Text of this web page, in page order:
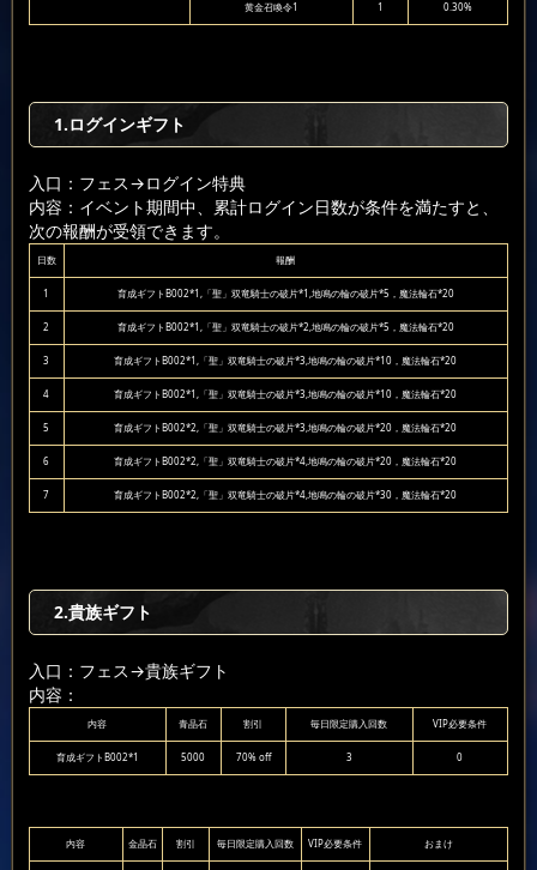
黄金召喚令1 1 0.30%
1.ログインギフト
入口：フェス→ログイン特典
内容：イベント期間中、累計ログイン日数が条件を満たすと、
次の報酬が受領できます。
日数 報酬
1 育成ギフトB002*1,「聖」双竜騎士の破片*1,地鳴の輪の破片*5，魔法輪石*20
2 育成ギフトB002*1,「聖」双竜騎士の破片*2,地鳴の輪の破片*5，魔法輪石*20
3 育成ギフトB002*1,「聖」双竜騎士の破片*3,地鳴の輪の破片*10，魔法輪石*20
4 育成ギフトB002*1,「聖」双竜騎士の破片*3,地鳴の輪の破片*10，魔法輪石*20
5 育成ギフトB002*2,「聖」双竜騎士の破片*3,地鳴の輪の破片*20，魔法輪石*20
6 育成ギフトB002*2,「聖」双竜騎士の破片*4,地鳴の輪の破片*20，魔法輪石*20
7 育成ギフトB002*2,「聖」双竜騎士の破片*4,地鳴の輪の破片*30，魔法輪石*20
2.貴族ギフト
入口：フェス→貴族ギフト
内容：
内容 青晶石 割引 毎日限定購入回数 VIP必要条件
育成ギフトB002*1 5000 70% off 3 0
内容 金晶石 割引 毎日限定購入回数 VIP必要条件 おまけ